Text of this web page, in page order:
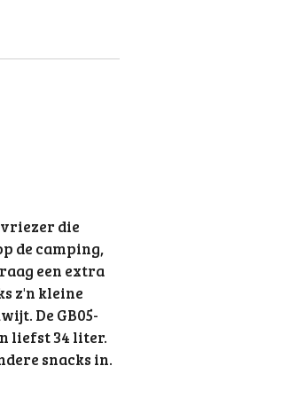
die
de camping,
een extra
z'n kleine
De GB05-
liefst 34 liter.
snacks in.